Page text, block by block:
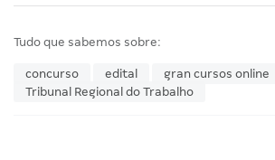
Tudo que sabemos sobre:
concurso edital gran cursos online
Tribunal Regional do Trabalho